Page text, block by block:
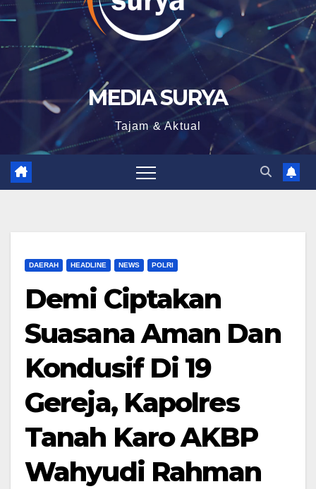
MEDIA SURYA
Tajam & Aktual
DAERAH HEADLINE NEWS POLRI
Demi Ciptakan
Suasana Aman Dan
Kondusif Di 19
Gereja, Kapolres
Tanah Karo AKBP
Wahyudi Rahman